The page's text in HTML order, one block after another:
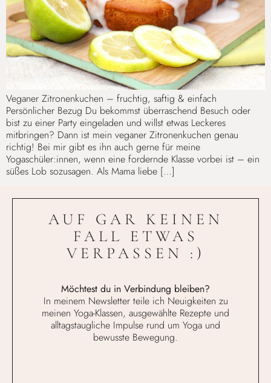
Veganer Zitronenkuchen – fruchtig, saftig & einfach
Persönlicher Bezug Du bekommst überraschend Besuch oder
bist zu einer Party eingeladen und willst etwas Leckeres
mitbringen? Dann ist mein veganer Zitronenkuchen genau
richtig! Bei mir gibt es ihn auch gerne für meine
Yogaschüler:innen, wenn eine fordernde Klasse vorbei ist – ein
süßes Lob sozusagen. Als Mama liebe […]
AUF GAR KEINEN
FALL ETWAS
VERPASSEN :)
Möchtest du in Verbindung bleiben?
In meinem Newsletter teile ich Neuigkeiten zu
meinen Yoga-Klassen, ausgewählte Rezepte und
alltagstaugliche Impulse rund um Yoga und
bewusste Bewegung.